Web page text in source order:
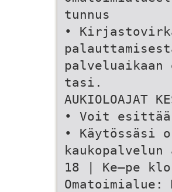
tunnus­
•
tasi.
AUKIOLOAJAT
• Voit
• Käytössäsi
18 | Ke–pe klo